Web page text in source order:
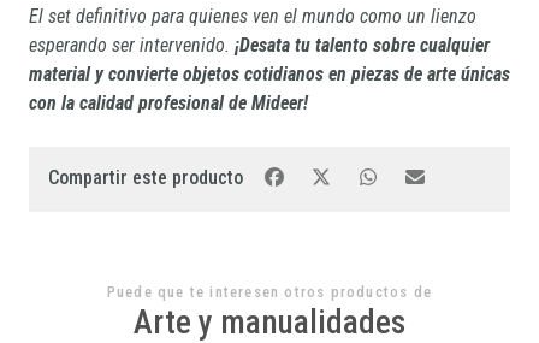
El set definitivo para quienes ven el mundo como un lienzo
esperando ser intervenido. ¡Desata tu talento sobre cualquier
material y convierte objetos cotidianos en piezas de arte únicas
con la calidad profesional de Mideer!
Compartir este producto
Puede que te interesen otros productos de
Arte y manualidades